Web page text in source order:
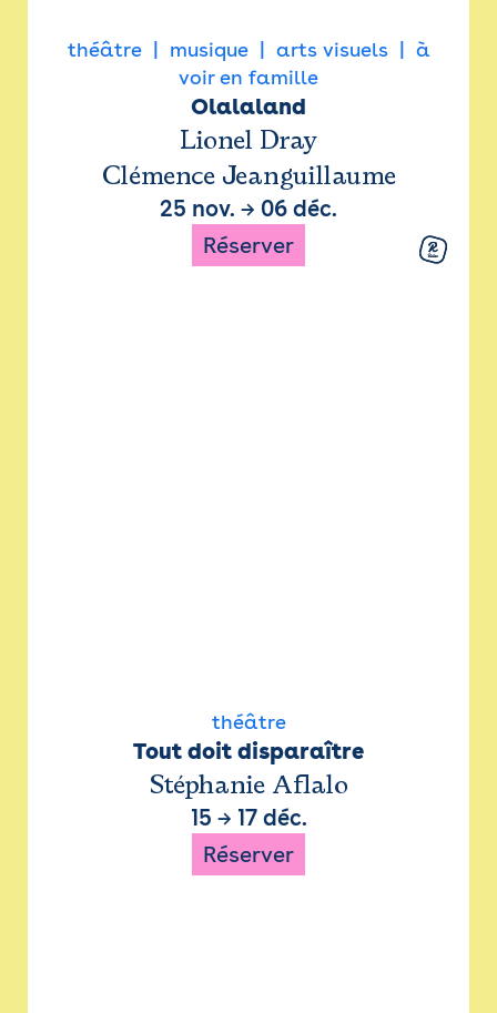
théâtre musique arts visuels
à
voir en famille
Olalaland
Lionel Dray
Clémence Jeanguillaume
25 nov. → 06 déc.
Réserver
théâtre
Tout doit disparaître
Stéphanie Aflalo
15 → 17 déc.
Réserver